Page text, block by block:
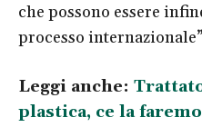
che possono essere
processo
Leggi anche:
plastica, ce la